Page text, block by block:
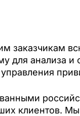
заказчикам
для анализа
клиентов.